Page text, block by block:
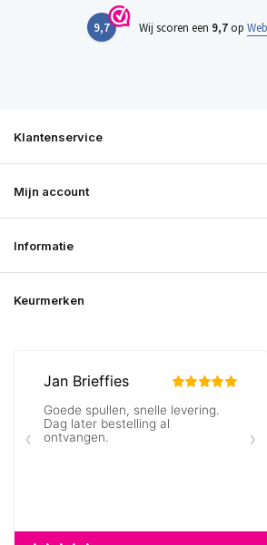
9,7 Wij scoren een 9,7op
Klantenservice
Mijn account
Informatie
Keurmerken